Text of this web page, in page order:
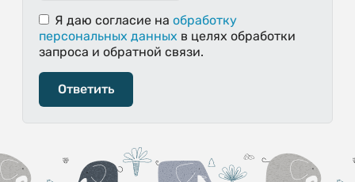
Я даю согласиена обработку
персональных данных в целях обработки
запроса и обратной связи.
Ответить